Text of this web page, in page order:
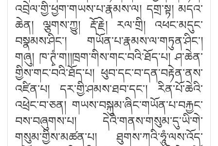
འབྲེལ་གྱི་ཕྱག་གཡས་པ་རྣམས་ལ། དགྲ་སྟ། མདའ་
ཆེན། ལྕགས་ཀྱུ། རྡོ་རྗེ། རལ་གྲི། འཕང་མདུང་
བསྣམས་ཤིང༌། གཡོན་པ་རྣམས་ལ་གཏུན་ཤིང༌།
གཞུ། ཁ་ཊྭཾ་ག།།ཁྲག་གིས་གང་བའི་ཐོད་པ། ཤ་ཆེན་
གྱིས་གང་བའི་ཐོད་པ། ཕུབ་དང་བ་དན་བརྟེན་ནས་
འཛིན་པ། དར་གྱི་ཤམས་ཐབ་དང༌། རིན་པོ་ཆེའི་
འཕྲེང་བ་ཅན། གཡས་བསྐུམ་ཞིང་གཡོན་པ་བརྐྱང་
བས་བཞུགས་པ། དེའི་གནས་གསུམ་དུ་ཡི་གེ་
གསུམ་གྱིས་མཚན་པ། ཐུགས་ཀའི་ཧཱུཾ་ལས་འོད་